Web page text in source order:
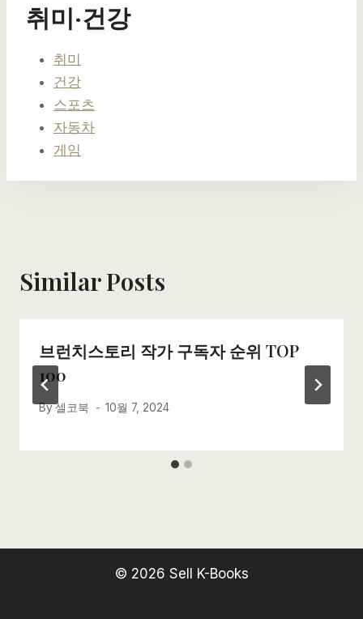
취미·건강
취미
건강
스포츠
자동차
게임
Similar Posts
브런치스토리 작가 구독자 순위 TOP
100
By셀코북 10월 7, 2024
© 2026 Sell K-Books